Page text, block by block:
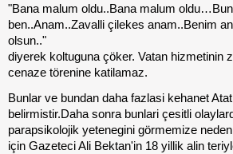
"Bana malum oldu..Bana malum
ben..Anam..Zavalli çilekes anam..Benim
olsun.."
diyerek koltuguna çöker. Vatan hizmetinin
cenaze törenine katilamaz.
Bunlar ve bundan daha fazlasi kehanet
belirmistir.Daha sonra bunlari çesitli
parapsikolojik yetenegini görmemize
için Gazeteci Ali Bektan'in 18 yillik alin